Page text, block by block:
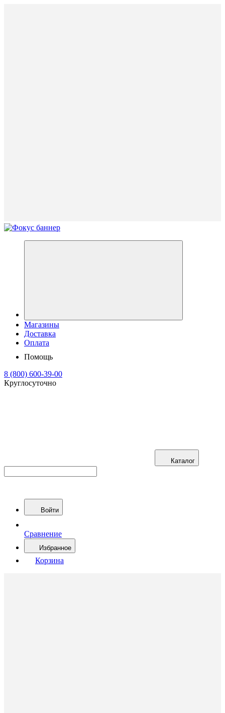
Магазины
Доставка
Оплата
Помощь
8 (800) 600-39-00
Круглосуточно
Каталог
Войти
Сравнение
Избранное
Корзина